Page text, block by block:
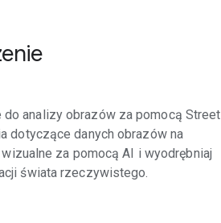
analizy obrazów za pomocą Street
dotyczące danych obrazów na
za pomocą AI i wyodrębniaj
świata rzeczywistego.